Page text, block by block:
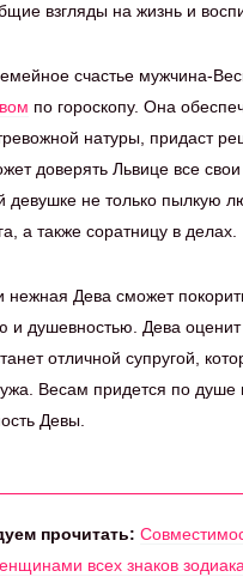
взгляды на жизнь и
счастье мужчина-
по гороскопу. Она
натуры, придаст
доверять Львице все
девушке не только пылкую
а также соратницу в делах.
нежная Дева сможет
и душевностью. Дева оценит
отличной супругой,
Весам придется по душе
Девы.
прочитать:
всех знаков зодиака.